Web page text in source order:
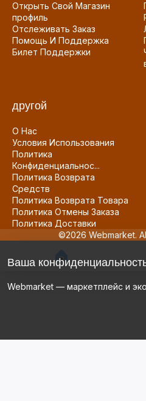
Открыть Свой Магазин
профиль
Отслеживать Заказ
Помощь И Поддержка
Билет Поддержки
другой
О Нас
Условия Использования
Политика
Конфиденциальнос...
Политика Возврата
Средств
Политика Возврата Товара
Политика Отмены Заказа
Политика Доставки
©2026 Webmarket.
Ваша
Webmarket — маркетплейс и